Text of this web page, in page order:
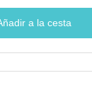
a la cesta